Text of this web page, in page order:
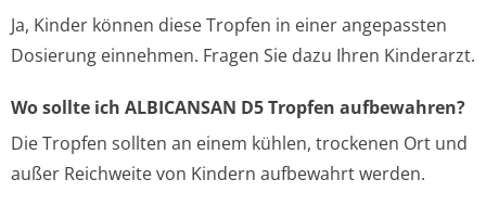
Ja, Kinder können diese Tropfen in einer angepassten
Dosierung einnehmen. Fragen Sie dazu Ihren Kinderarzt.
Wo sollte ich ALBICANSAN D5 Tropfen aufbewahren?
Die Tropfen sollten an einem kühlen, trockenen Ort und
außer Reichweite von Kindern aufbewahrt werden.